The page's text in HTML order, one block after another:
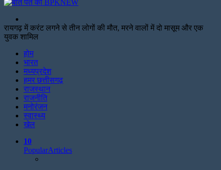
for
रायगढ़ में करंट लगने से तीन लोगों की मौत, मरने वालों में दो मासूम और एक
युवक शामिल
होम
भारत
मध्यप्रदेश
हमर छत्तीसगढ़
राजस्थान
राजनीति
मनोरंजन
स्वास्थ्य
खेल
10
PopularArticles